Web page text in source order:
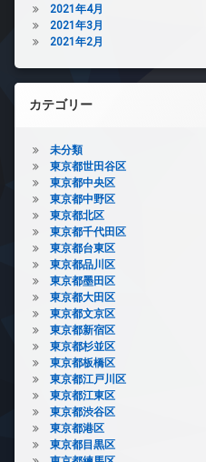
2021年4月
2021年3月
2021年2月
カテゴリー
未分類
東京都世田谷区
東京都中央区
東京都中野区
東京都北区
東京都千代田区
東京都台東区
東京都品川区
東京都墨田区
東京都大田区
東京都文京区
東京都新宿区
東京都杉並区
東京都板橋区
東京都江戸川区
東京都江東区
東京都渋谷区
東京都港区
東京都目黒区